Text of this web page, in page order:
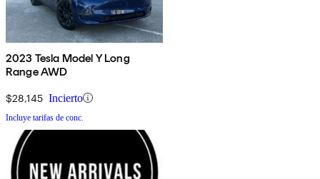
2023 Tesla Model Y Long
Range AWD
$28,145 Incierto
Incluye tarifas de conc.